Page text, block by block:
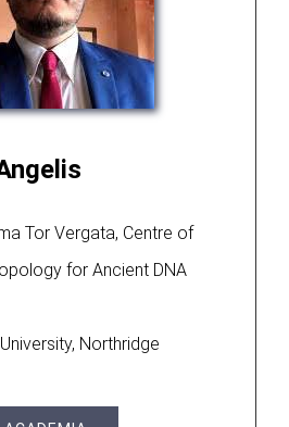
Tor Vergata, Centre of
for Ancient DNA
Northridge